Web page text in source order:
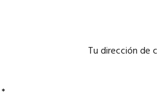
Tu dirección de
*